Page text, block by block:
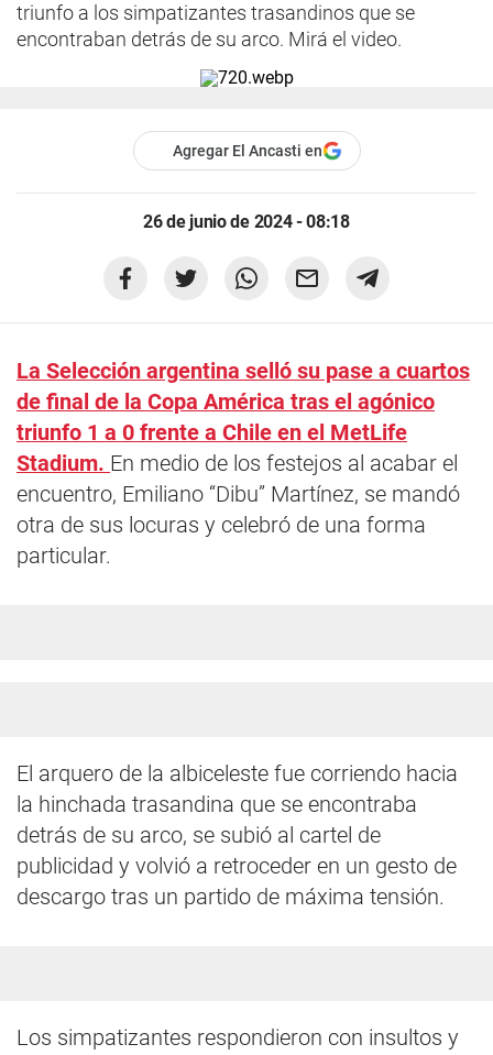
triunfo a los simpatizantes trasandinos que se
encontraban detrás de su arco. Mirá el video.
Agregar El Ancasti en
26 de junio de 2024 - 08:18
La Selección argentina selló su pase a cuartos
de final de la Copa América tras el agónico
triunfo 1 a 0 frente a Chile en el MetLife
Stadium. En medio de los festejos al acabar el
encuentro, Emiliano “Dibu” Martínez, se mandó
otra de sus locuras y celebró de una forma
particular.
El arquero de la albiceleste fue corriendo hacia
la hinchada trasandina que se encontraba
detrás de su arco, se subió al cartel de
publicidad y volvió a retroceder en un gesto de
descargo tras un partido de máxima tensión.
Los simpatizantes respondieron con insultos y